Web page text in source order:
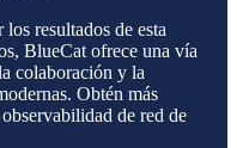
resultados de esta
BlueCat ofrece una vía
colaboración y la
Obtén más
de red de